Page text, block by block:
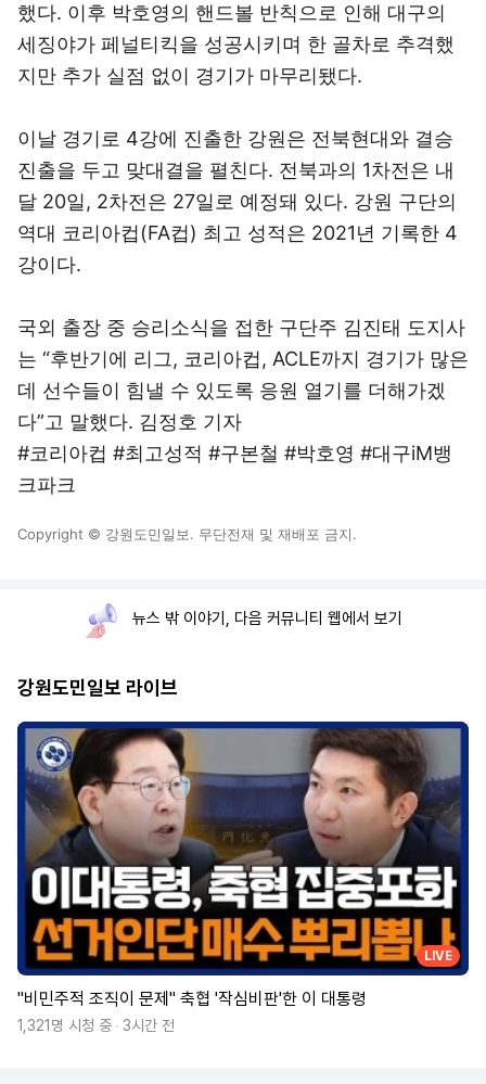
했다. 이후 박호영의 핸드볼 반칙으로 인해 대구의
세징야가 페널티킥을 성공시키며 한 골차로 추격했
지만 추가 실점 없이 경기가 마무리됐다.
이날 경기로 4강에 진출한 강원은 전북현대와 결승
진출을 두고 맞대결을 펼친다. 전북과의 1차전은 내
달 20일, 2차전은 27일로 예정돼 있다. 강원 구단의
역대 코리아컵(FA컵) 최고 성적은 2021년 기록한 4
강이다.
국외 출장 중 승리소식을 접한 구단주 김진태 도지사
는 “후반기에 리그, 코리아컵, ACLE까지 경기가 많은
데 선수들이 힘낼 수 있도록 응원 열기를 더해가겠
다”고 말했다. 김정호 기자
#코리아컵 #최고성적 #구본철 #박호영 #대구iM뱅
크파크
Copyright © 강원도민일보. 무단전재 및 재배포 금지.
뉴스 밖 이야기, 다음 커뮤니티 웹에서 보기
강원도민일보 라이브
LIVE
"비민주적 조직이 문제" 축협 '작심비판'한 이 대통령
1,321명 시청 중 3시간 전